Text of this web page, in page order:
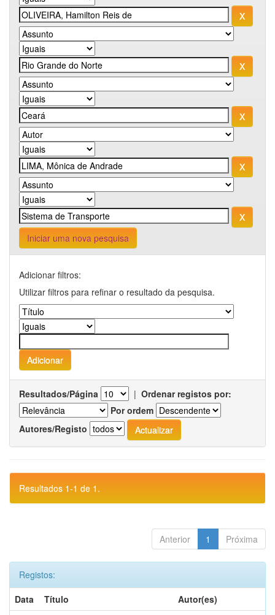
Iniciar uma nova pesquisa
Adicionar filtros:
Utilizar filtros para refinar o resultado da pesquisa.
Resultados/Página | Ordenar registos por:
Por ordem
Autores/Registo
Resultados 1-1 de 1.
Anterior 1 Próxima
Registos:
Data
Título
Autor(es)